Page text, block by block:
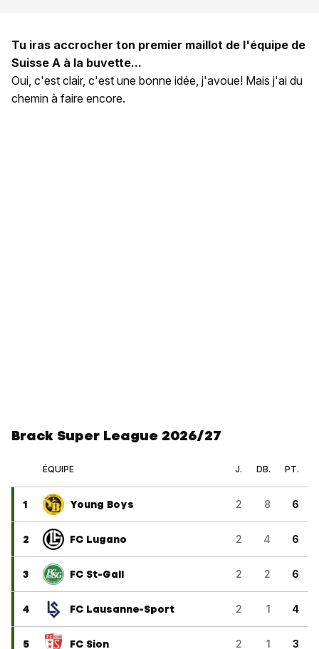
Tu iras accrocher ton premier maillot de l'équipe de
Suisse A à la buvette...
Oui, c'est clair, c'est une bonne idée, j'avoue! Mais j'ai du
chemin à faire encore.
Brack Super League 2026/27
ÉQUIPE J. DB. PT.
1 Young Boys 2 8 6
2 FC Lugano 2 4 6
3 FC St-Gall 2 2 6
4 FC Lausanne-Sport 2 1 4
5 FC Sion 2 1 3